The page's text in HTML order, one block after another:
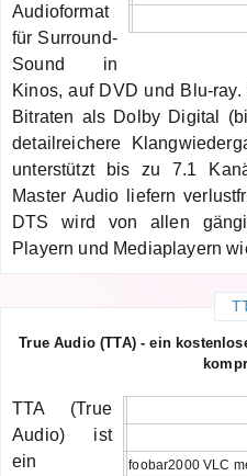
Audioformat
für Surround-
Sound in
Kinos, auf DVD und Blu-
Bitraten als Dolby Digital
detailreichere
unterstützt bis zu 7.1
Master Audio liefern
DTS wird von allen
Playern und Mediaplayern
True Audio (TTA) - ein
foobar2000 VLC
TTA (True
Audio) ist
ein